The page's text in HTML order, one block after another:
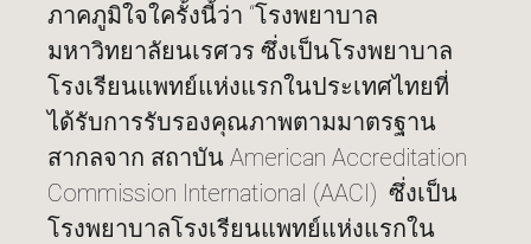
ภาคภูมิใจใครั้งนี้ว่า “โรงพยาบาล
มหาวิทยาลัยนเรศวร ซึ่งเป็นโรงพยาบาล
โรงเรียนแพทย์แห่งแรกในประเทศไทยที่
ได้รับการรับรองคุณภาพตามมาตรฐาน
สากลจาก สถาบัน American Accreditation
Commission International (AACI) ซึ่งเป็น
โรงพยาบาลโรงเรียนแพทย์แห่งแรกใน